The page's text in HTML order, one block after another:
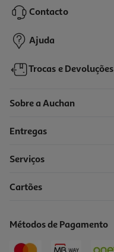
3,39 €
Contacto
Ajuda
Trocas e Devoluções
Sobre a Auchan
Entregas
Serviços
Cartões
Métodos de Pagamento